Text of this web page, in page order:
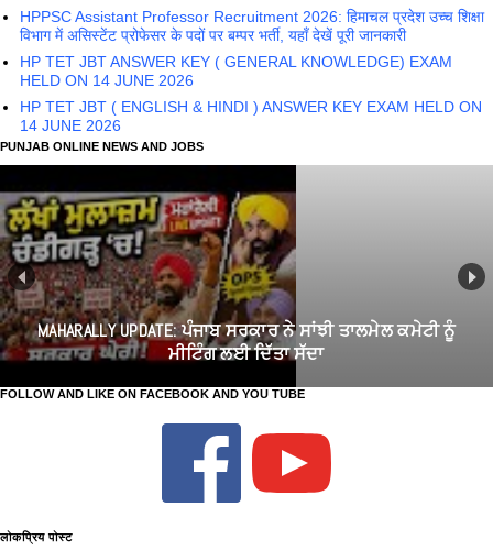
HPPSC Assistant Professor Recruitment 2026: हिमाचल प्रदेश उच्च शिक्षा
विभाग में असिस्टेंट प्रोफेसर के पदों पर बम्पर भर्ती, यहाँ देखें पूरी जानकारी
HP TET JBT ANSWER KEY ( GENERAL KNOWLEDGE) EXAM
HELD ON 14 JUNE 2026
HP TET JBT ( ENGLISH & HINDI ) ANSWER KEY EXAM HELD ON
14 JUNE 2026
PUNJAB ONLINE NEWS AND JOBS
MAHARALLY UPDATE: ਪੰਜਾਬ ਸਰਕਾਰ ਨੇ ਸਾਂਝੀ ਤਾਲਮੇਲ ਕਮੇਟੀ ਨੂੰ
ਮੀਟਿੰਗ ਲਈ ਦਿੱਤਾ ਸੱਦਾ
FOLLOW AND LIKE ON FACEBOOK AND YOU TUBE
लोकप्रिय पोस्ट